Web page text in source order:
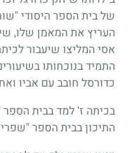
של בית הספר היסודי
העריץ את המאמן שלו,
אסי המליצו שיעבור
התמיד בנוכחותו
כדורסל חובב עם אביו
בכיתה ז' למד בבית
התיכון בבית הספר